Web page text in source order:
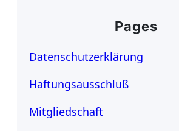
Pages
Datenschutzerklärung
Haftungsausschluß
Mitgliedschaft